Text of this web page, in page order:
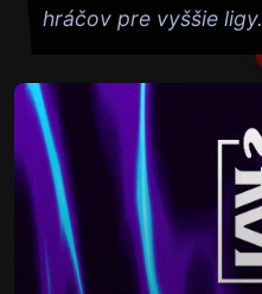
hráčov pre vyššie ligy.